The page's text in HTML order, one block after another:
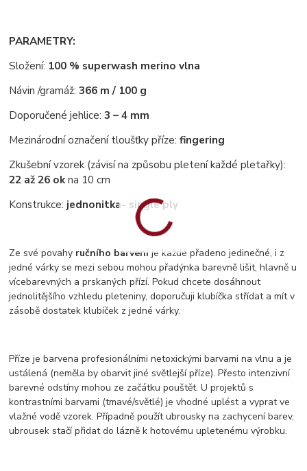
PARAMETRY:
Složení: 100 % superwash merino vlna
Návin /gramáž: 366 m / 100 g
Doporučené jehlice:3 – 4 mm
Mezinárodní označení tloušťky příze:fingering
Zkušební vzorek (závisí na způsobu pletení každé pletařky):
22 až 26 okna 10 cm
Konstrukce: jednonitka- single ply
Ze své povahy ručního barveníje každé přadeno jedinečné, i z
jedné várky se mezi sebou mohou přadýnka barevně lišit, hlavně u
vícebarevných a prskaných přízí. Pokud chcete dosáhnout
jednolitějšího vzhledu pleteniny, doporučuji klubíčka střídat a mít v
zásobě dostatek klubíček z jedné várky.
Příze je barvena profesionálními netoxickými barvami na vlnu a je
ustálená (neměla by obarvit jiné světlejší příze). Přesto intenzivní
barevné odstíny mohou ze začátku pouštět. U projektů s
kontrastními barvami (tmavé/světlé) je vhodné uplést a vyprat ve
vlažné vodě vzorek. Případně použít ubrousky na zachycení barev,
ubrousek stačí přidat do lázně k hotovému upletenému výrobku.